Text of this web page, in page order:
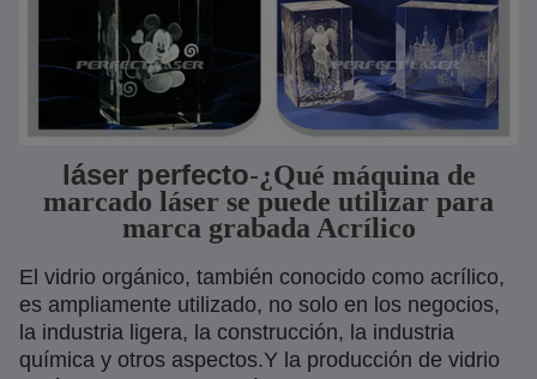
láser perfecto-¿Qué máquina de
marcado láser se puede utilizar para
marca grabada Acrílico
El vidrio orgánico, también conocido como acrílico,
es ampliamente utilizado, no solo en los negocios,
la industria ligera, la construcción, la industria
química y otros aspectos.Y la producción de vidrio